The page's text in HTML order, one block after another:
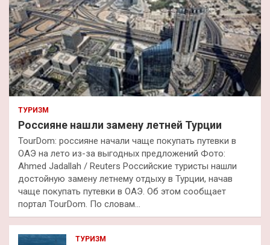
ТУРИЗМ
Россияне нашли замену летней Турции
TourDom: россияне начали чаще покупать путевки в
ОАЭ на лето из-за выгодных предложений Фото:
Ahmed Jadallah / Reuters Российские туристы нашли
достойную замену летнему отдыху в Турции, начав
чаще покупать путевки в ОАЭ. Об этом сообщает
портал TourDom. По словам…
ТУРИЗМ